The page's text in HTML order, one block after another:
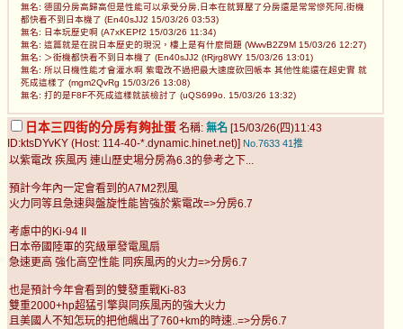
無名: 德國分房高歸高但是性能可以承受分房,日本在就算壓了分房還是常常慘死阿,街機
都快看不到日本機了 (En40sJJ2 15/03/26 03:53)
無名: 日本玩歷史啊 (A7xKEPf2 15/03/26 11:34)
無名: 這篇就是在說日本歷史的現況，樓上是有什麼問題 (WwvB2Z9M 15/03/26 12:27)
無名: ＞街機都快看不到日本機了 (En40sJJ2 (tRjrg8WY 15/03/26 13:01)
無名: 所以日機性能才會灌水啊 紫電改不過把最大速度砍回帳本 其他性能還在超史實 就
死成這樣了 (mgm2QvRg 15/03/26 13:08)
無名: 打的是F8F不死成這樣就該檢討了 (uQS699o. 15/03/26 13:32)
日本三四街的分房有夠扯蛋 名稱: 無名 [15/03/26(四)11:43
ID:ktsDYvKY (Host: 114-40-*.dynamic.hinet.net)] No.7633 41推
以紫電改 疾風丙 連山歷史場分房為6.3的參考之下...
預計今年內一定會看到的A7M2烈風
火力同等且急速與盤旋性能皆強於紫電改=>分房6.7
考慮中的Ki-94 II
日本帝國陸軍的究級單發電風扇
急速更高 強化高空性能 同疾風丙的火力=>分房6.7
也是預計今年會看到的雙發重戰Ki-83
雙重2000+hp超猛引擎與同疾風丙的強大火力
且美國人不知怎玩的把他飆出了760+km的時速..=>分房6.7